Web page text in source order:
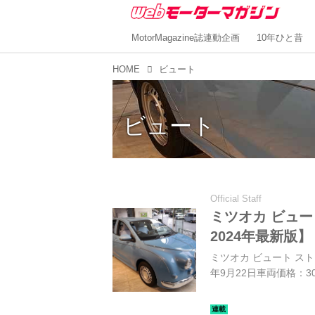
MotorMagazine誌連動企画 10年ひと昔
HOME ビュート
ビュート
Official Staff
ミツオカ ビュ
2024年最新版】
ミツオカ ビュート ス
年9月22日車両価格：